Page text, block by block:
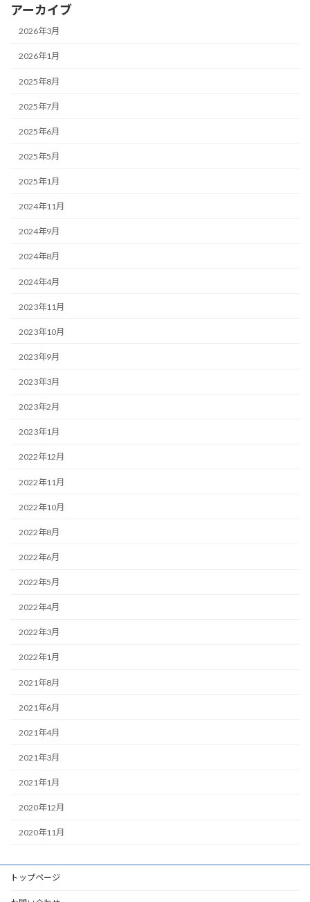
アーカイブ
2026年3月
2026年1月
2025年8月
2025年7月
2025年6月
2025年5月
2025年1月
2024年11月
2024年9月
2024年8月
2024年4月
2023年11月
2023年10月
2023年9月
2023年3月
2023年2月
2023年1月
2022年12月
2022年11月
2022年10月
2022年8月
2022年6月
2022年5月
2022年4月
2022年3月
2022年1月
2021年8月
2021年6月
2021年4月
2021年3月
2021年1月
2020年12月
2020年11月
トップページ